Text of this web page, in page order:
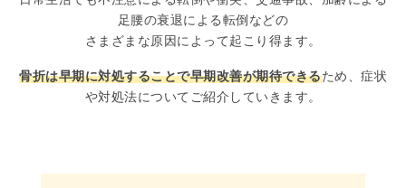
足腰の衰退による転倒などの
さまざまな原因によって起こり得ます。
骨折は早期に対処することで早期改善が期待できるため、症状
や対処法についてご紹介していきます。